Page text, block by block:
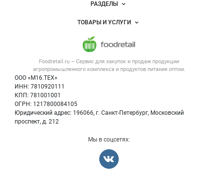
Foodretail.ru – Сервис для закупок и продаж продукции
агропромышленного комплекса и продуктов питания оптом.
ООО «М16.ТЕХ»
ИНН: 7810920111
КПП: 781001001
ОГРН: 1217800084105
Юридический адрес: 196066, г. Санкт-Петербург, Московский
проспект, д. 212
Размещение рекламы
Публичная оферта
Контактная информация
Политика обработки персональных данных
РАЗДЕЛЫ
Объявления
Новости рынка
Вакансии
ТОВАРЫ И УСЛУГИ
Напитки, соки, вода
Оборудование для пищепрома
Информация о компаниях
Мы в соцсетях: